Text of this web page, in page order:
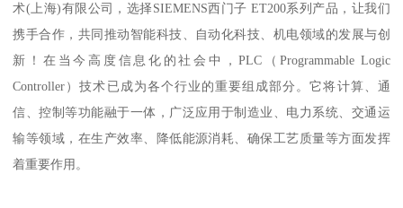
术(上海)有限公司，选择SIEMENS西门子 ET200系列产品，让我们
携手合作，共同推动智能科技、自动化科技、机电领域的发展与创
新！在当今高度信息化的社会中，PLC（Programmable Logic
Controller）技术已成为各个行业的重要组成部分。它将计算、通
信、控制等功能融于一体，广泛应用于制造业、电力系统、交通运
输等领域，在生产效率、降低能源消耗、确保工艺质量等方面发挥
着重要作用。